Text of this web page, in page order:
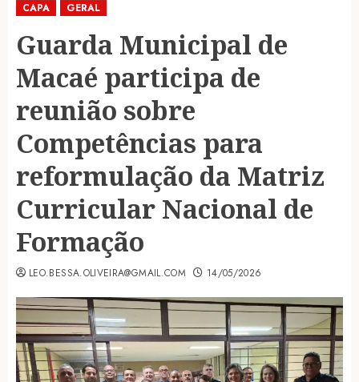
CAPA GERAL
Guarda Municipal de
Macaé participa de
reunião sobre
Competências para
reformulação da Matriz
Curricular Nacional de
Formação
LEO.BESSA.OLIVEIRA@GMAIL.COM 14/05/2026